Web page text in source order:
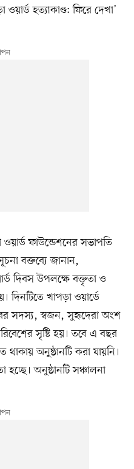
হত্যাকাণ্ড: ফিরে দেখা’
ফাউন্ডেশনের সভাপতি
বক্তব্যে জানান,
দিবস উপলক্ষে বক্তৃতা ও
দিনটিতে খাপড়া ওয়ার্ডে
সদস্য, স্বজন, সুহৃদেরা অংশ
সৃষ্টি হয়। তবে এ বছর
অনুষ্ঠানটি করা যায়নি।
অনুষ্ঠানটি সঞ্চালনা